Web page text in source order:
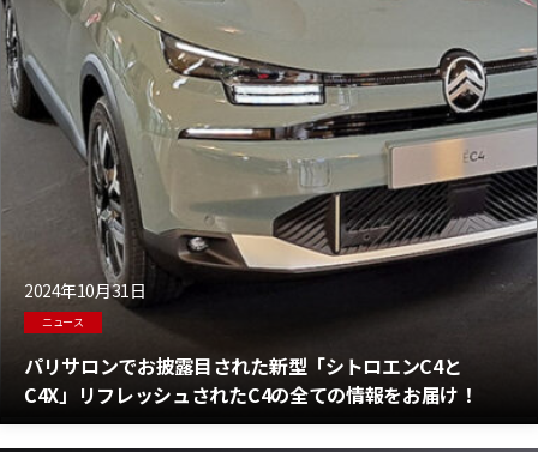
2024年10月31日
ニュース
パリサロンでお披露目された新型「シトロエンC4と
C4X」リフレッシュされたC4の全ての情報をお届け！